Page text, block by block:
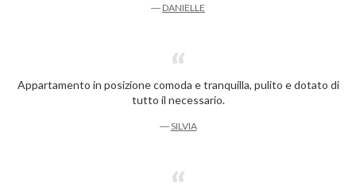
― DANIELLE
Appartamento in posizione comoda e tranquilla, pulito e dotato di
tutto il necessario.
―SILVIA